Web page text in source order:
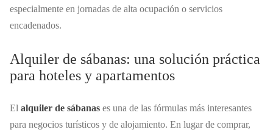
especialmente en jornadas de alta ocupación o servicios
encadenados.
Alquiler de sábanas: una solución práctica
para hoteles y apartamentos
El alquiler de sábanas es una de las fórmulas más interesantes
para negocios turísticos y de alojamiento. En lugar de comprar,